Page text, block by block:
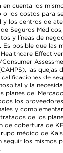
en cuenta los
o los costos para
y los centros de
Seguros
y líneas de
Es posible que las
las quejas
de
y la
planes del
los
y
de los
de cobertura de
médico de
seguir los mismos